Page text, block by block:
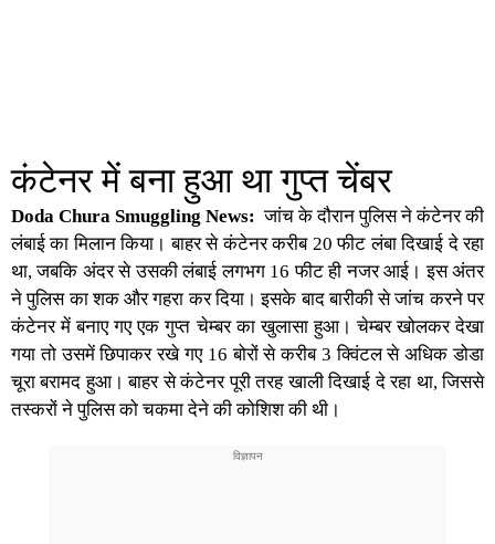
कंटेनर में बना हुआ था गुप्त चेंबर
Doda Chura Smuggling News: जांच के दौरान पुलिस ने कंटेनर की
लंबाई का मिलान किया। बाहर से कंटेनर करीब 20 फीट लंबा दिखाई दे रहा
था, जबकि अंदर से उसकी लंबाई लगभग 16 फीट ही नजर आई। इस अंतर
ने पुलिस का शक और गहरा कर दिया। इसके बाद बारीकी से जांच करने पर
कंटेनर में बनाए गए एक गुप्त चेम्बर का खुलासा हुआ। चेम्बर खोलकर देखा
गया तो उसमें छिपाकर रखे गए 16 बोरों से करीब 3 क्विंटल से अधिक डोडा
चूरा बरामद हुआ। बाहर से कंटेनर पूरी तरह खाली दिखाई दे रहा था, जिससे
तस्करों ने पुलिस को चकमा देने की कोशिश की थी।